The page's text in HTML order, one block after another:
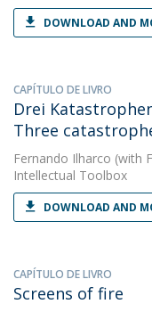
DOWNLOAD AND
CAPÍTULO DE LIVRO
Drei
Three
Fernando Ilharco (with
Intellectual Toolbox
DOWNLOAD AND
CAPÍTULO DE LIVRO
Screens of fire